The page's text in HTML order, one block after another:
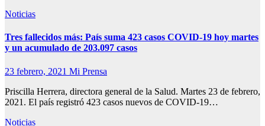
Noticias
Tres fallecidos más: País suma 423 casos COVID-19 hoy martes
y un acumulado de 203.097 casos
23 febrero, 2021 Mi Prensa
Priscilla Herrera, directora general de la Salud. Martes 23 de febrero,
2021. El país registró 423 casos nuevos de COVID-19…
Noticias